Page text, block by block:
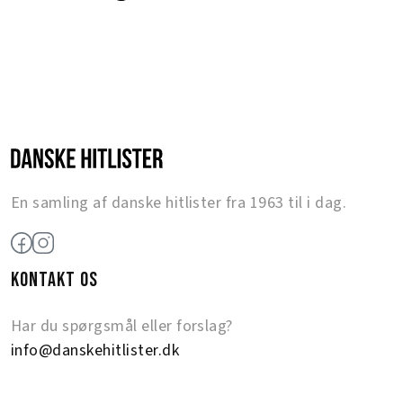
En samling af danske hitlister fra 1963 til i dag.
KONTAKT OS
Har du spørgsmål eller forslag?
info@danskehitlister.dk